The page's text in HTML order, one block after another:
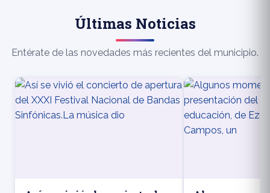
Últimas Noticias
Entérate de las novedades más recientes del municipio.